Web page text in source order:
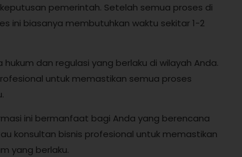
pemerintah. Setelah semua proses di
ini biasanya membutuhkan waktu sekitar 1-2
dan regulasi yang berlaku di wilayah Anda.
untuk memastikan semua proses
ini bermanfaat bagi Anda yang berencana
konsultan bisnis profesional untuk memastikan
yang berlaku.